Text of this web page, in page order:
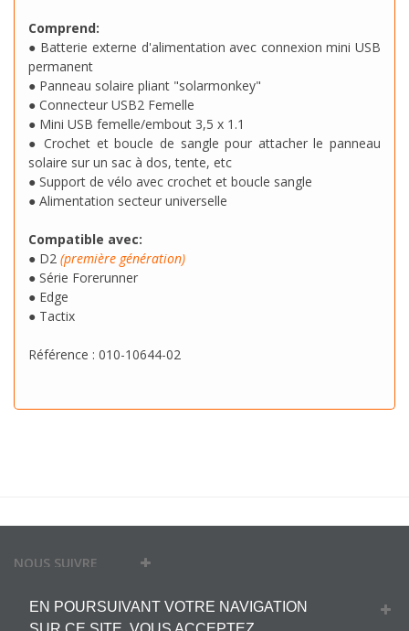
EN POURSUIVANT VOTRE NAVIGATION
Comprend:
● Batterie externe d'alimentation avec connexion mini USB
permanent
● Panneau solaire pliant "solarmonkey"
● Connecteur USB2 Femelle
● Mini USB femelle/embout 3,5 x 1.1
● Crochet et boucle de sangle pour attacher le panneau
solaire sur un sac à dos, tente, etc
● Support de vélo avec crochet et boucle sangle
● Alimentation secteur universelle
Compatible avec:
● D2 (première génération)
● Série Forerunner
● Edge
● Tactix
Référence : 010-10644-02
NOUS SUIVRE
MON COMPTE